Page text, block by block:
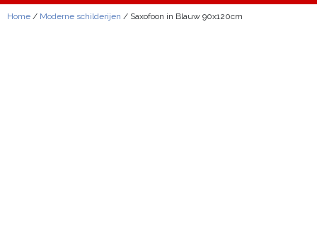
Home / Moderne schilderijen / Saxofoon in Blauw 90x120cm